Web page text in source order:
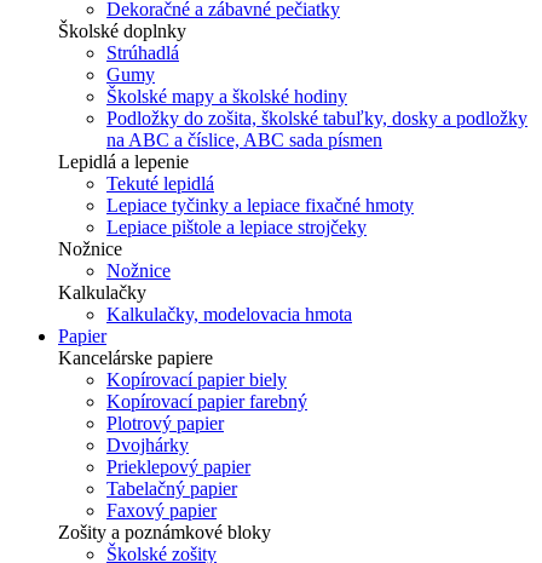
Dekoračné a zábavné pečiatky
Školské doplnky
Strúhadlá
Gumy
Školské mapy a školské hodiny
Podložky do zošita, školské tabuľky, dosky a podložky
na ABC a číslice, ABC sada písmen
Lepidlá a lepenie
Tekuté lepidlá
Lepiace tyčinky a lepiace fixačné hmoty
Lepiace pištole a lepiace strojčeky
Nožnice
Nožnice
Kalkulačky
Kalkulačky, modelovacia hmota
Papier
Kancelárske papiere
Kopírovací papier biely
Kopírovací papier farebný
Plotrový papier
Dvojhárky
Prieklepový papier
Tabelačný papier
Faxový papier
Zošity a poznámkové bloky
Školské zošity